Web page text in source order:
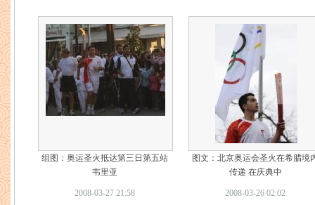
组图：奥运圣火抵达第三日第五站
韦里亚
2008-03-27 21:58
图文：北京奥运会圣火在希腊境
传递 在庆典中
2008-03-26 02:02